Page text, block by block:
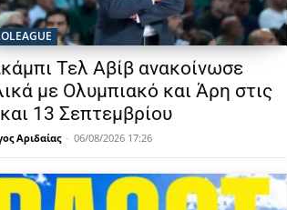
Τελ Αβίβ ανακοίνωσε
με Ολυμπιακό και Άρη στις
13 Σεπτεμβρίου
Αριδαίας - 06/08/2026 17:26